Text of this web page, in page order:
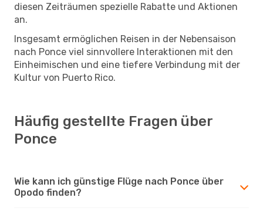
diesen Zeiträumen spezielle Rabatte und Aktionen
an.
Insgesamt ermöglichen Reisen in der Nebensaison
nach Ponce viel sinnvollere Interaktionen mit den
Einheimischen und eine tiefere Verbindung mit der
Kultur von Puerto Rico.
Häufig gestellte Fragen über
Ponce
Wie kann ich günstige Flüge nach Ponce über
Opodo finden?